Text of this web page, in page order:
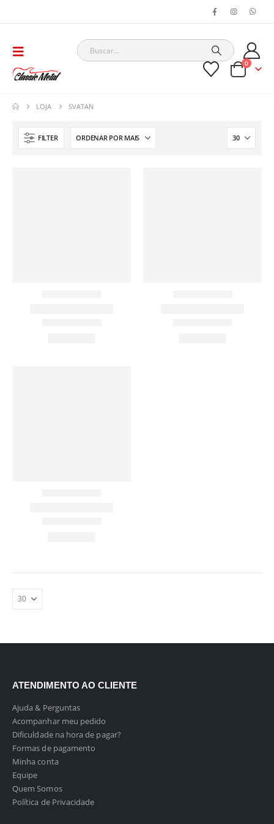
0
LOJA SVATAN
FILTER
ATENDIMENTO AO CLIENTE
Ajuda & Perguntas
Acompanhar meu pedido
Dificuldade na hora de pagar?
Formas de pagamento
Minha conta
Equipe
Quem Somos
Política de Privacidade